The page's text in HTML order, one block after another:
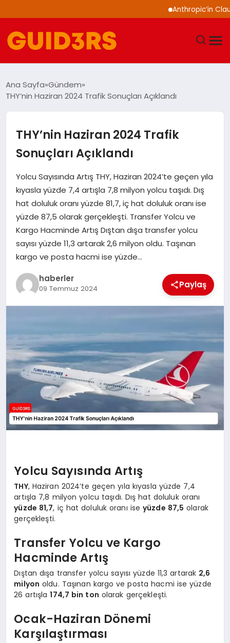
Anthropic’in
TEKNOLOJI
SPOR
SAĞLIK
EKONOMI
MAGAZIN
EĞITIM
Ana Sayfa Gündem
THY’nin Haziran 2024 Trafik Sonuçları Açıklandı
THY’nin Haziran 2024 Trafik
Sonuçları Açıklandı
Yolcu Sayısında Artış THY, Haziran 2024’te geçen yıla
kıyasla yüzde 7,4 artışla 7,8 milyon yolcu taşıdı. Dış
hat doluluk oranı yüzde 81,7, iç hat doluluk oranı ise
yüzde 87,5 olarak gerçekleşti. Transfer Yolcu ve
Kargo Hacminde Artış Dıştan dışa transfer yolcu
sayısı yüzde 11,3 artarak 2,6 milyon oldu. Taşınan
kargo ve posta hacmi ise yüzde…
haberler
09 Temmuz 2024 Paylaş
Yolcu Sayısında Artış
THY, Haziran 2024’te geçen yıla kıyasla yüzde 7,4
artışla 7,8 milyon yolcu taşıdı. Dış hat doluluk oranı
yüzde 81,7, iç hat doluluk oranı iseyüzde 87,5 olarak
gerçekleşti.
Transfer Yolcu ve Kargo
Hacminde Artış
Dıştan dışa transfer yolcu sayısı yüzde 11,3 artarak 2,6
milyon oldu. Taşınan kargo ve posta hacmi ise yüzde
26 artışla174,7 bin ton olarak gerçekleşti.
Ocak-Haziran Dönemi
Karşılaştırması